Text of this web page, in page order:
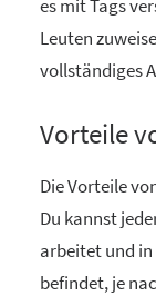
es mit Tags
Leuten
vollständiges
Vorteile
Die Vorteile
Du kannst
arbeitet und
befindet, je